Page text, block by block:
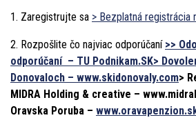
1. Zaregistrujte sa > Bezplatná registrácia
2. Rozpošlite čo najviac odporúčaní >>
odporúčaní – TU Podnikam.SK>
Donovaloch – www.skidonovaly.com>
MIDRA Holding & creative –
Oravska Poruba –